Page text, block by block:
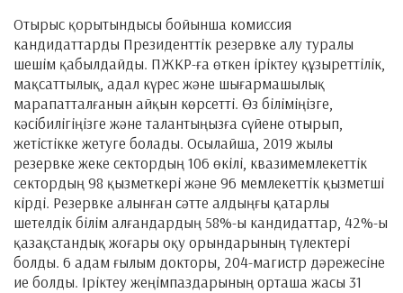
Отырыс қорытындысы бойынша комиссия
кандидаттарды Президенттік резервке алу туралы
шешім қабылдайды. ПЖКР-ға өткен іріктеу құзыреттілік,
мақсаттылық, адал күрес және шығармашылық
марапатталғанын айқын көрсетті. Өз біліміңізге,
кәсібилігіңізге және талантыңызға сүйене отырып,
жетістікке жетуге болады. Осылайша, 2019 жылы
резервке жеке сектордың 106 өкілі, квазимемлекеттік
сектордың 98 қызметкері және 96 мемлекеттік қызметші
кірді. Резервке алынған сәтте алдыңғы қатарлы
шетелдік білім алғандардың 58%-ы кандидаттар, 42%-ы
қазақстандық жоғары оқу орындарының түлектері
болды. 6 адам ғылым докторы, 204-магистр дәрежесіне
ие болды. Іріктеу жеңімпаздарының орташа жасы 31